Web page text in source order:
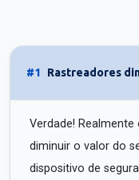
#1 Rastreadores
Verdade!
diminuir o valor do
dispositivo de